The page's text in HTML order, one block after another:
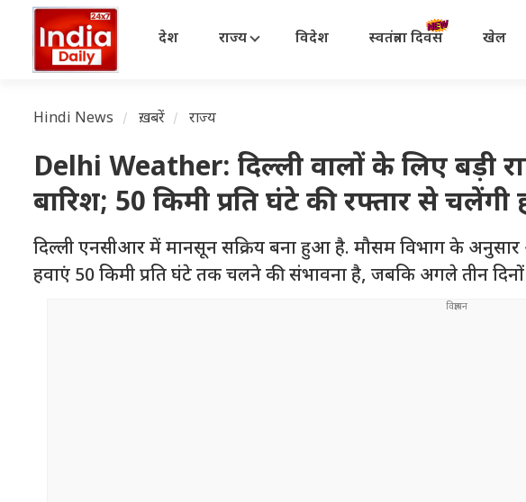
देश राज्य विदेश स्वतंत्रता दिवस खेल
Hindi News ख़बरें राज्य
Delhi Weather: दिल्ली वालों के लिए बड़ी
बारिश; 50 किमी प्रति घंटे की रफ्तार से चलेंगी
दिल्ली एनसीआर में मानसून सक्रिय बना हुआ है. मौसम विभाग के
हवाएं 50 किमी प्रति घंटे तक चलने की संभावना है, जबकि अगले तीन